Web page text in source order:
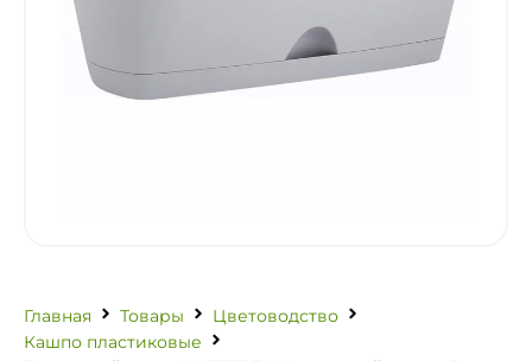
Главная Товары
Цветоводство
Кашпо пластиковые